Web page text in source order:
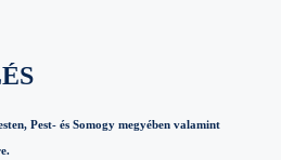
Pest- és Somogy megyében valamint